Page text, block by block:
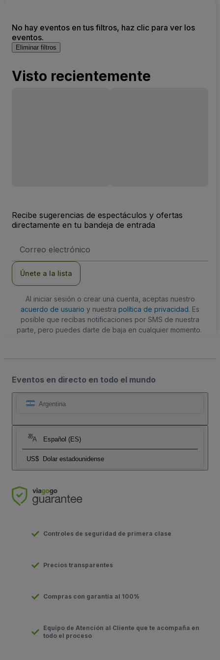
No hay eventos en tus filtros, haz clic para ver los
eventos.
Eliminar filtros
Visto recientemente
Recibe sugerencias de espectáculos y ofertas
directamente en tu bandeja de entrada
de
Únete a la lista
Al iniciar sesión o crear una cuenta, aceptas nuestro
acuerdo de usuario y nuestra política de privacidad. Es
posible que recibas notificaciones por SMS de nuestra
parte, pero puedes darte de baja en cualquier momento.
Eventos en directo en todo el mundo
Argentina
Español (ES)
US$ Dolar estadounidense
Controles de seguridad de primera clase
Precios transparentes
Compras con garantía al 100%
Equipo de Atención al Cliente que te acompaña en
todo el proceso